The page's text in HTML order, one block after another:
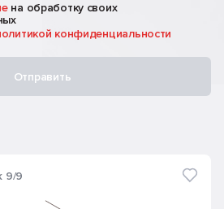
на обработку своих
конфиденциальности
Отправить
9/9